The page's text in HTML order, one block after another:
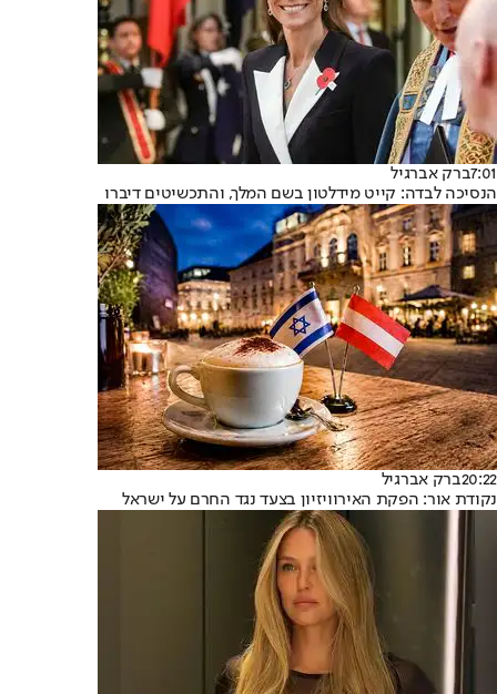
7:01ברק אברגיל
הנסיכה לבדה: קייט מידלטון בשם המלך, והתכשיטים דיברו
20:22ברק אברגיל
נקודת אור: הפקת האירוויזיון בצעד נגד החרם על ישראל